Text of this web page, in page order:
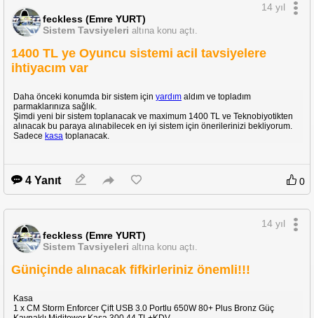
feckless (Emre YURT)
Sistem Tavsiyeleri altına konu açtı.
14 yıl
1400 TL ye Oyuncu sistemi acil tavsiyelere
ihtiyacım var
Daha önceki konumda bir sistem için yardım aldım ve topladım
parmaklarınıza sağlık.
Şimdi yeni bir sistem toplanacak ve maximum 1400 TL ve Teknobiyotikten
alınacak bu paraya alınabilecek en iyi sistem için önerilerinizi bekliyorum.
Sadece kasa toplanacak.
4 Yanıt 0
feckless (Emre YURT)
Sistem Tavsiyeleri altına konu açtı.
14 yıl
Güniçinde alınacak fifkirleriniz önemli!!!
Kasa
1 x CM Storm Enforcer Çift USB 3.0 Portlu 650W 80+ Plus Bronz Güç